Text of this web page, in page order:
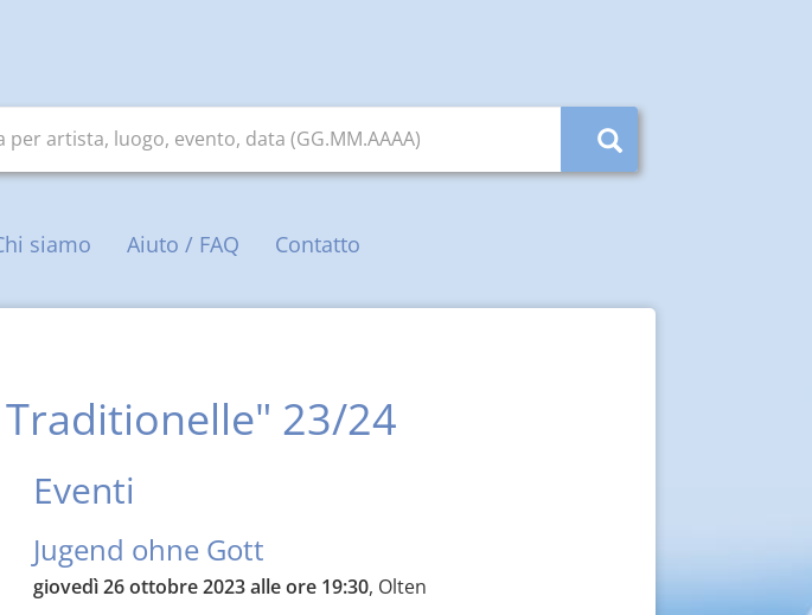
siamo Aiuto / FAQ Contatto
23/24
Eventi
Jugend ohne Gott
giovedì 26 ottobre 2023 alle ore 19:30, Olten